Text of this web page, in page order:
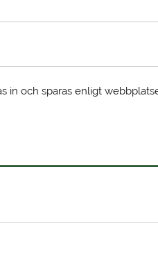
in och sparas enligt